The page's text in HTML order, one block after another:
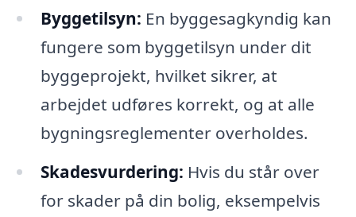
Byggetilsyn: En byggesagkyndig kan
fungere som byggetilsyn under dit
byggeprojekt, hvilket sikrer, at
arbejdet udføres korrekt, og at alle
bygningsreglementer overholdes.
Skadesvurdering: Hvis du står over
for skader på din bolig, eksempelvis